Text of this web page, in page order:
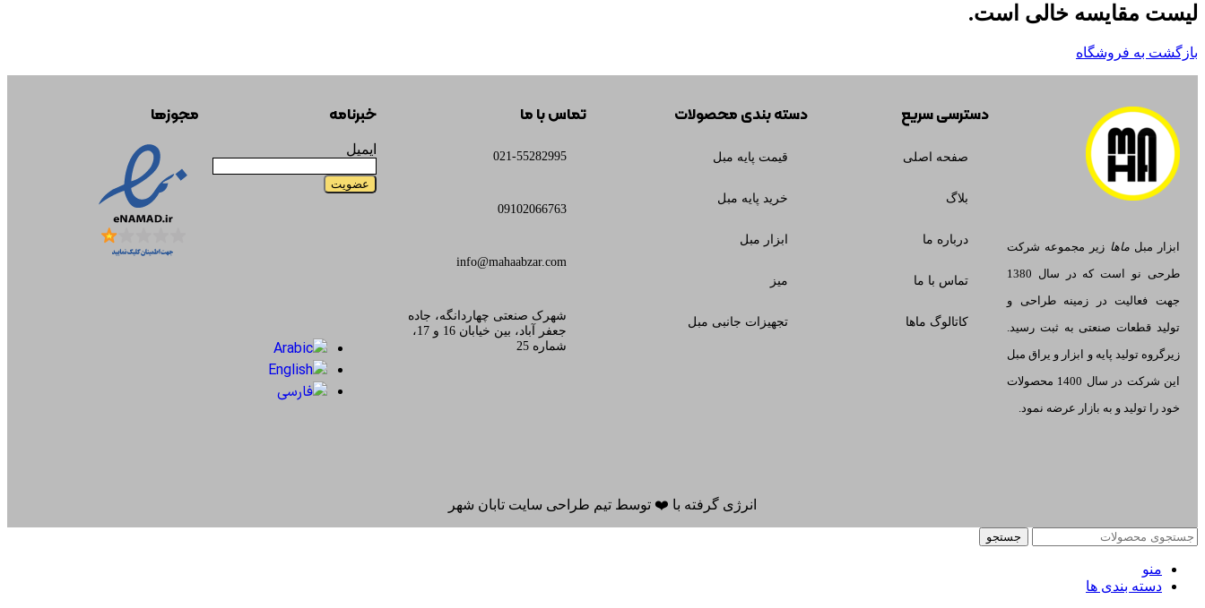
لیست مقایسه خالی است.
بازگشت به فروشگاه
ابزار مبلماها زیر مجموعه شرکت
طرحی نو است که در سال 1380
جهت فعالیت در زمینه طراحی و
تولید قطعات صنعتی به ثبت رسید.
زیرگروه تولید پایه و ابزار و یراق مبل
این شرکت در سال 1400 محصولات
خود را تولید و به بازار عرضه نمود.
دسترسی سریع
صفحه اصلی
بلاگ
درباره ما
تماس با ما
کاتالوگ ماها
دسته بندی محصولات
قیمت پایه مبل
خرید پایه مبل
ابزار مبل
میز
تجهیزات جانبی مبل
تماس با ما
021-55282995
09102066763
info@mahaabzar.com
شهرک صنعتی چهاردانگه، جاده
جعفر آباد، بین خیابان 16 و 17،
شماره 25
خبرنامه
ایمیل
مجوزها
انرژی گرفته با ❤️ توسط تیم طراحی سایت تابان شهر
جستجو
منو
دسته بندی ها